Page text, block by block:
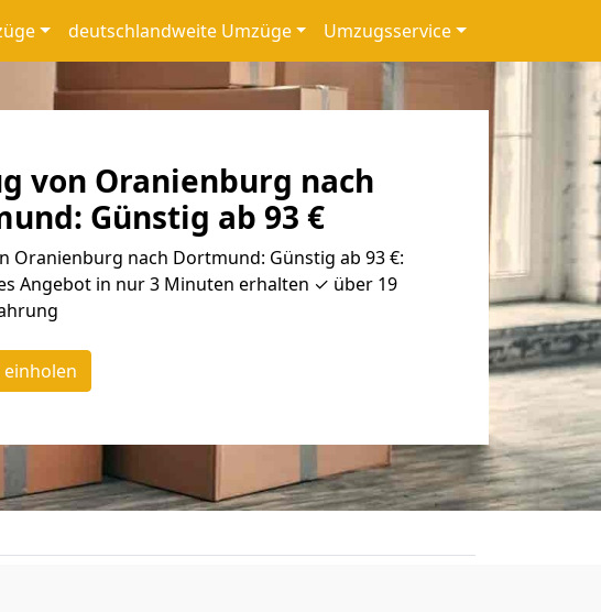
deutschlandweite Umzüge Umzugsservice
von Oranienburg nach
Günstig ab 93 €
Oranienburg nach Dortmund: Günstig ab 93 €:
Angebot in nur 3 Minuten erhalten ✓ über 19